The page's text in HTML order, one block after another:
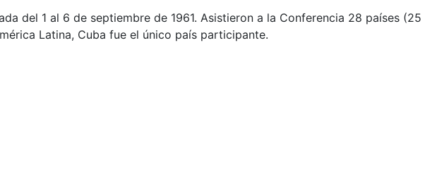
del 1 al 6 de septiembre de 1961. Asistieron a la Conferencia 28 países (25
Latina, Cuba fue el único país participante.